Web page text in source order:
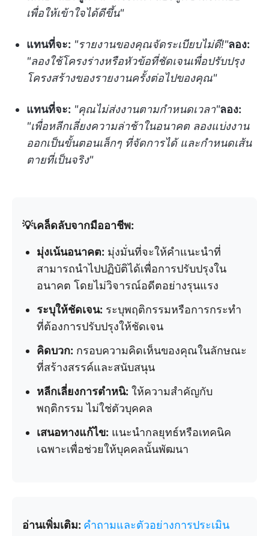
เพื่อให้เข้าใจได้ดีขึ้น"
แทนที่จะ: "รายงานของคุณจัดระเบียบไม่ดี!"ลอง:
"ลองใช้โครงร่างหรือหัวข้อที่ชัดเจนเพื่อปรับปรุง
โครงสร้างของรายงานครั้งต่อไปของคุณ"
แทนที่จะ: "คุณไม่ส่งงานตามกำหนดเวลา"ลอง:
"เพื่อหลีกเลี่ยงความล่าช้าในอนาคต ลองแบ่งงาน
ออกเป็นขั้นตอนเล็กๆ ที่จัดการได้ และกำหนดเส้น
ตายที่เป็นจริง"
💡เคล็ดลับจากมืออาชีพ:
มุ่งเน้นอนาคต: มุ่งมั่นที่จะให้คำแนะนำที่
สามารถนำไปปฏิบัติได้เพื่อการปรับปรุงใน
อนาคต โดยไม่วิจารณ์อดีตอย่างรุนแรง
ระบุให้ชัดเจน: ระบุพฤติกรรมหรือการกระทำ
ที่ต้องการปรับปรุงให้ชัดเจน
คิดบวก: กรอบความคิดเห็นของคุณในลักษณะ
ที่สร้างสรรค์และสนับสนุน
หลีกเลี่ยงการตำหนิ: ให้ความสำคัญกับ
พฤติกรรม ไม่ใช่ตัวบุคคล
เสนอทางแก้ไข: แนะนำกลยุทธ์หรือเทคนิค
เฉพาะเพื่อช่วยให้บุคคลนั้นพัฒนา
อ่านเพิ่มเติม: คำถามและตัวอย่างการประเมิน